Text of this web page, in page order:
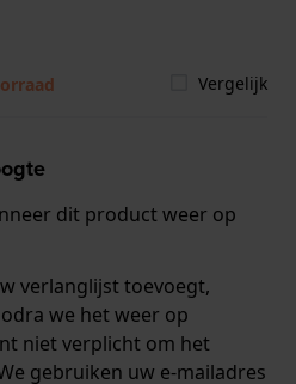
Vergelijk
dit product weer op
verlanglijst toevoegt,
we het weer op
niet verplicht om het
gebruiken uw e-mailadres